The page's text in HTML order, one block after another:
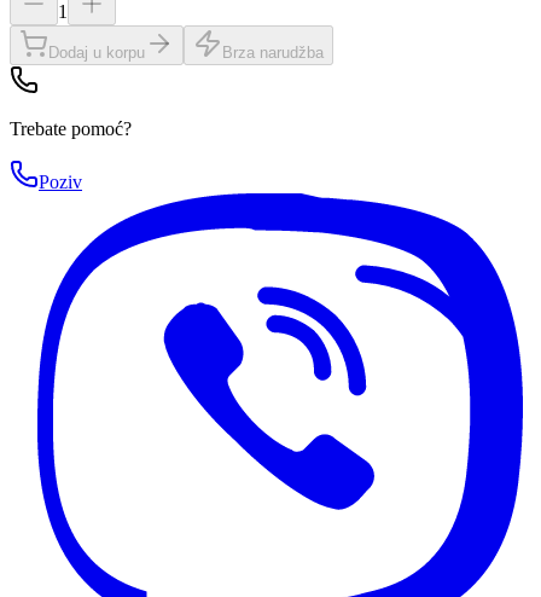
1
Dodaj u korpu Brza narudžba
Trebate pomoć?
Poziv